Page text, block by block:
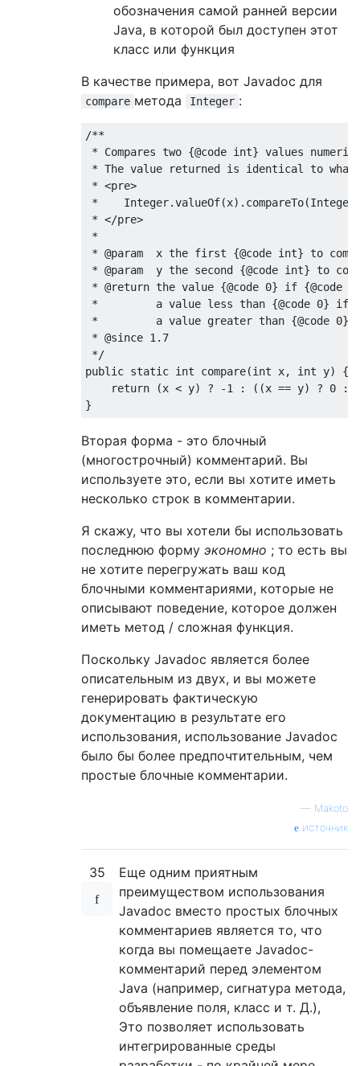
обозначения самой ранней версии
Java, в которой был доступен этот
класс или функция
В качестве примера, вот Javadoc для
compare метода Integer :
/**
* Compares two {@code int} values
* The value returned is identical to what
* <pre>
*
* </pre>
*
* @param  x the first {@code int} to
* @param  y the second {@code int} to
* @return the value {@code 0} if {@code
*         a value less than {@code 0} if
*         a value greater than {@code 0}
* @since 1.7
*/
public static int compare(int x, int y)
{
return
(x < y) ? -1 : ((x == y) ? 0 :
}
Вторая форма - это блочный
(многострочный) комментарий. Вы
используете это, если вы хотите иметь
несколько строк в комментарии.
Я скажу, что вы хотели бы использовать
последнюю форму экономно ; то есть вы
не хотите перегружать ваш код
блочными комментариями, которые не
описывают поведение, которое должен
иметь метод / сложная функция.
Поскольку Javadoc является более
описательным из двух, и вы можете
генерировать фактическую
документацию в результате его
использования, использование Javadoc
было бы более предпочтительным, чем
простые блочные комментарии.
— Makoto
источник
35
Еще одним приятным
преимуществом использования
Javadoc вместо простых блочных
комментариев является то, что
когда вы помещаете Javadoc-
комментарий перед элементом
Java (например, сигнатура метода,
объявление поля, класс и т. Д.),
Это позволяет использовать
интегрированные среды